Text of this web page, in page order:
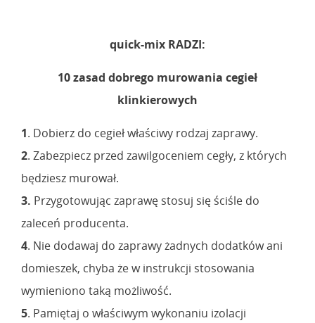
quick-mix RADZI:
10 zasad dobrego murowania cegieł
klinkierowych
1. Dobierz do cegieł właściwy rodzaj zaprawy.
2. Zabezpiecz przed zawilgoceniem cegły, z których
będziesz murował.
3. Przygotowując zaprawę stosuj się ściśle do
zaleceń producenta.
4. Nie dodawaj do zaprawy żadnych dodatków ani
domieszek, chyba że w instrukcji stosowania
wymieniono taką możliwość.
5. Pamiętaj o właściwym wykonaniu izolacji